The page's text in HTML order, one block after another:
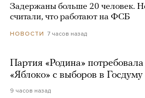
Задержаны больше 20 человек.
считали, что работают на ФСБ
НОВОСТИ 7 часов назад
Партия «Родина» потребовала
«Яблоко» с выборов в Госдуму
9 часов назад